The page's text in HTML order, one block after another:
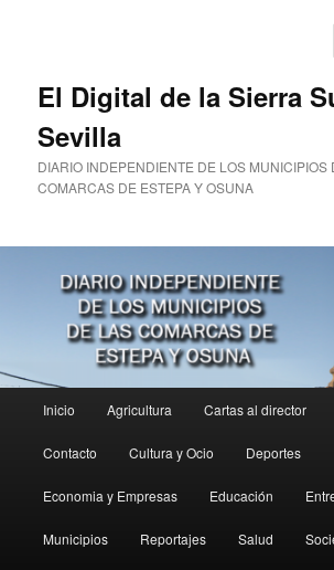
El Digital de la Sierra
Sevilla
DIARIO INDEPENDIENTE DE LOS MUNICIPIOS
COMARCAS DE ESTEPA Y OSUNA
principal
Inicio Agricultura Cartas al director
Contacto Cultura y Ocio Deportes
Economia y Empresas Educación
Municipios Reportajes Salud